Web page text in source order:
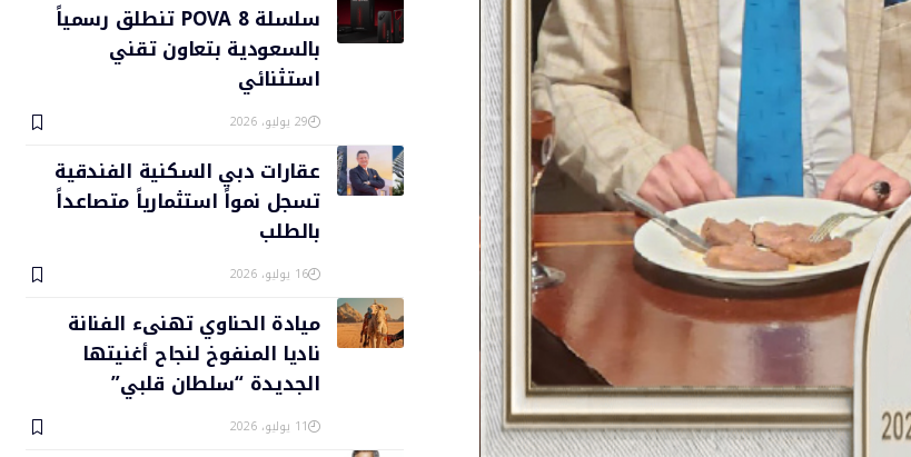
سلسلة POVA 8 تنطلق رسمياً
بالسعودية بتعاون تقني
استثنائي
29 يوليو، 2026
عقارات دبي السكنية الفندقية
تسجل نمواً استثمارياً متصاعداً
بالطلب
16 يوليو، 2026
ميادة الحناوي تهنىء الفنانة
ناديا المنفوخ لنجاح أغنيتها
الجديدة “سلطان قلبي”
11 يوليو، 2026